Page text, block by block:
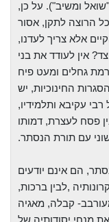
ומשיב"). על כן,
הרוצה לתקן, אסור
אלא צריך לעדנו,
אין לעודד את בני
גחלים ומעט פיח
החינוכיות, יש
עקיבא ותלמידיו,
פסח לעצרת, דמותו
עם תורת הנסתר.
הם אינם יודעים
,לבין ברכות,
קבלה, מאגיה